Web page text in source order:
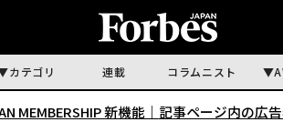
カテゴリ 連載 コラムニスト
MEMBERSHIP 新機能｜ 記事ページ内の広